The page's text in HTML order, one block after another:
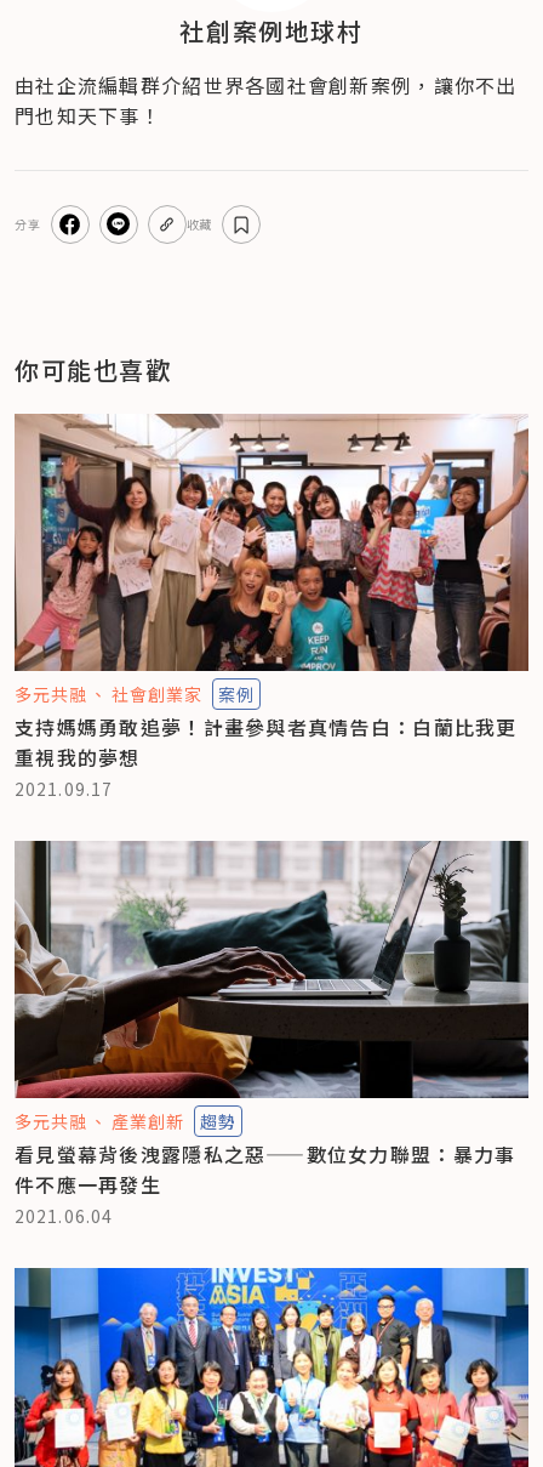
社創案例地球村
由社企流編輯群介紹世界各國社會創新案例，讓你不出
門也知天下事！
分享 收藏
你可能也喜歡
多元共融 社會創業家 案例
支持媽媽勇敢追夢！計畫參與者真情告白：白蘭比我更
重視我的夢想
2021.09.17
多元共融 產業創新 趨勢
看見螢幕背後洩露隱私之惡——數位女力聯盟：暴力事
件不應一再發生
2021.06.04